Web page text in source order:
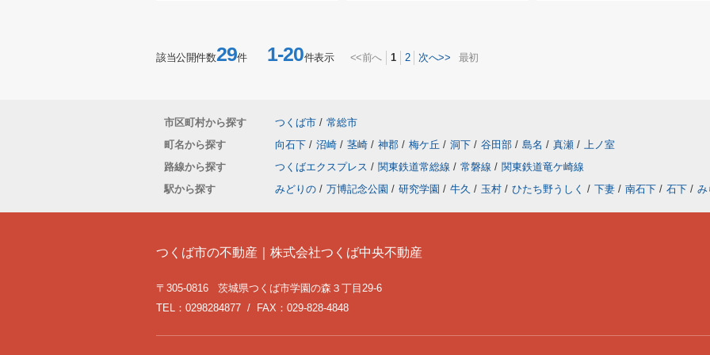
該当公開件数29件1-20件表示 <<前へ 1 2 次へ>> 最初
市区町村から探す つくば市 / 常総市
町名から探す
向石下 / 沼崎 / 茎崎 / 神郡 / 梅ケ丘 / 洞下 / 谷田部 / 島名 / 真瀬 / 上ノ室
路線から探す
つくばエクスプレス / 関東鉄道常総線 / 常磐線 / 関東鉄道竜ケ崎線
駅から探す
みどりの / 万博記念公園 / 研究学園 / 牛久 / 玉村 / ひたち野うしく / 下妻 / 南石下 / 石下 / み
つくば市の不動産｜株式会社つくば中央不動産
〒305-0816 茨城県つくば市学園の森３丁目29-6
TEL：0298284877 / FAX：029-828-4848